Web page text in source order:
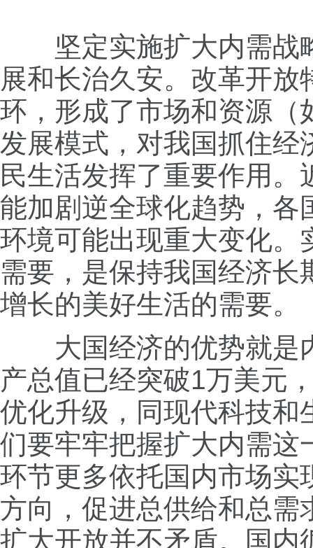
坚定实施扩大内需战
展和长治久安。改革开
环，形成了市场和资源（
发展模式，对我国抓住经
民生活发挥了重要作用
能加剧逆全球化趋势，各
环境可能出现重大变化。
需要，是保持我国经济
增长的美好生活的需要。
大国经济的优势就是
产总值已经突破1万美元
优化升级，同现代科技和
们要牢牢把握扩大内需这
环节更多依托国内市场实
方向，促进总供给和总需
扩大开放并不矛盾。国内